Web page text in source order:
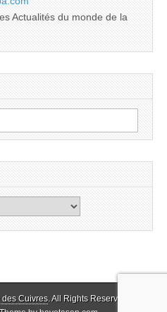
Actualités du monde de la
des Cuivres. All Rights Reserved.